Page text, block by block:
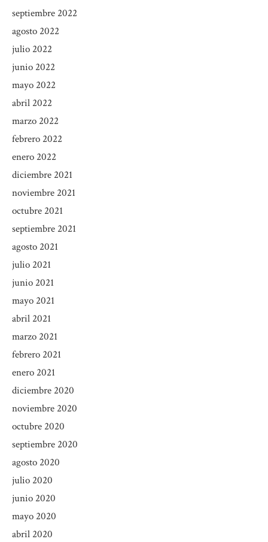
septiembre 2022
agosto 2022
julio 2022
junio 2022
mayo 2022
abril 2022
marzo 2022
febrero 2022
enero 2022
diciembre 2021
noviembre 2021
octubre 2021
septiembre 2021
agosto 2021
julio 2021
junio 2021
mayo 2021
abril 2021
marzo 2021
febrero 2021
enero 2021
diciembre 2020
noviembre 2020
octubre 2020
septiembre 2020
agosto 2020
julio 2020
junio 2020
mayo 2020
abril 2020